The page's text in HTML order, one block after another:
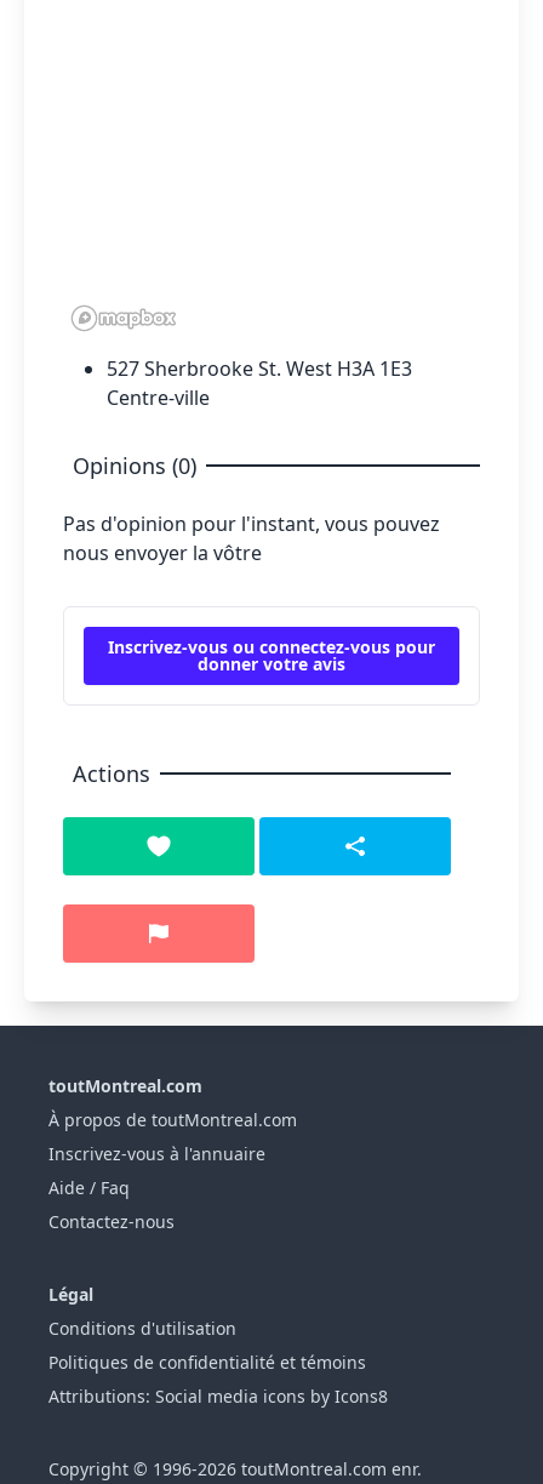
527 Sherbrooke St. West H3A 1E3
Centre-ville
Opinions (0)
Pas d'opinion pour l'instant, vous pouvez
nous envoyer la vôtre
Inscrivez-vous ou connectez-vous pour
donner votre avis
Actions
toutMontreal.com
À propos de toutMontreal.com
Inscrivez-vous à l'annuaire
Aide / Faq
Contactez-nous
Légal
Conditions d'utilisation
Politiques de confidentialité et témoins
Attributions: Social media icons by Icons8
Copyright © 1996-2026 toutMontreal.com enr.